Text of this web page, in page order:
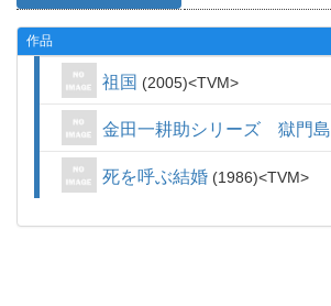
作品
祖国 2005 TVM
金田一耕助シリーズ 獄門島
死を呼ぶ結婚 1986 TVM